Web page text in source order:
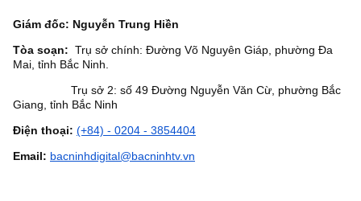
Giám đốc: Nguyễn Trung Hiền
Tòa soạn: Trụ sở chính: Đường Võ Nguyên Giáp, phường Đa
Mai, tỉnh Bắc Ninh.
Trụ sở 2: số 49 Đường Nguyễn Văn Cừ, phường Bắc
Giang, tỉnh Bắc Ninh
Điện thoại: (+84) - 0204 - 3854404
Email: bacninhdigital@bacninhtv.vn